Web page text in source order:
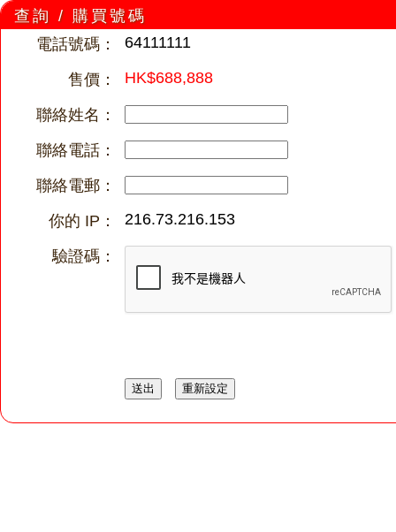
查詢 / 購買號碼
電話號碼：
64111111
售價： HK$688,888
聯絡姓名：
聯絡電話：
聯絡電郵：
你的 IP：
216.73.216.153
驗證碼：